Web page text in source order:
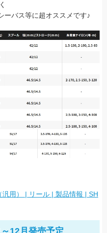
ーバス等に超オススメです♪
用） | リール | 製品情報 | SH